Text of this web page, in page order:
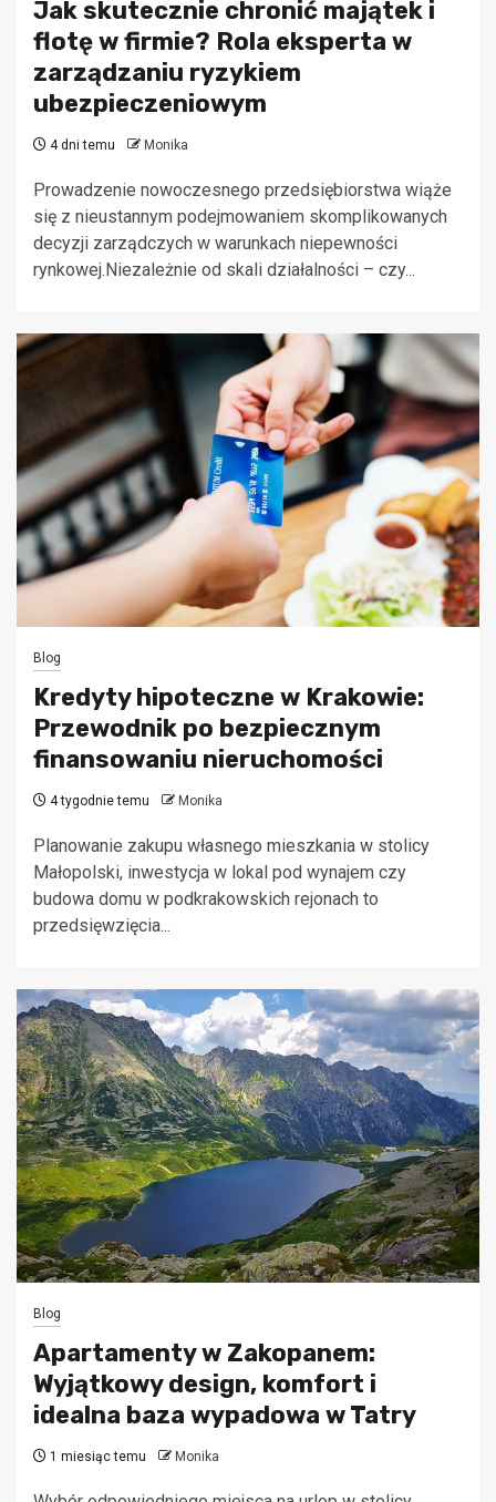
Jak skutecznie chronić majątek i
flotę w firmie? Rola eksperta w
zarządzaniu ryzykiem
ubezpieczeniowym
4 dni temu Monika
Prowadzenie nowoczesnego przedsiębiorstwa wiąże
się z nieustannym podejmowaniem skomplikowanych
decyzji zarządczych w warunkach niepewności
rynkowej.Niezależnie od skali działalności – czy...
Blog
Kredyty hipoteczne w Krakowie:
Przewodnik po bezpiecznym
finansowaniu nieruchomości
4 tygodnie temu Monika
Planowanie zakupu własnego mieszkania w stolicy
Małopolski, inwestycja w lokal pod wynajem czy
budowa domu w podkrakowskich rejonach to
przedsięwzięcia...
Blog
Apartamenty w Zakopanem:
Wyjątkowy design, komfort i
idealna baza wypadowa w Tatry
1 miesiąc temu Monika